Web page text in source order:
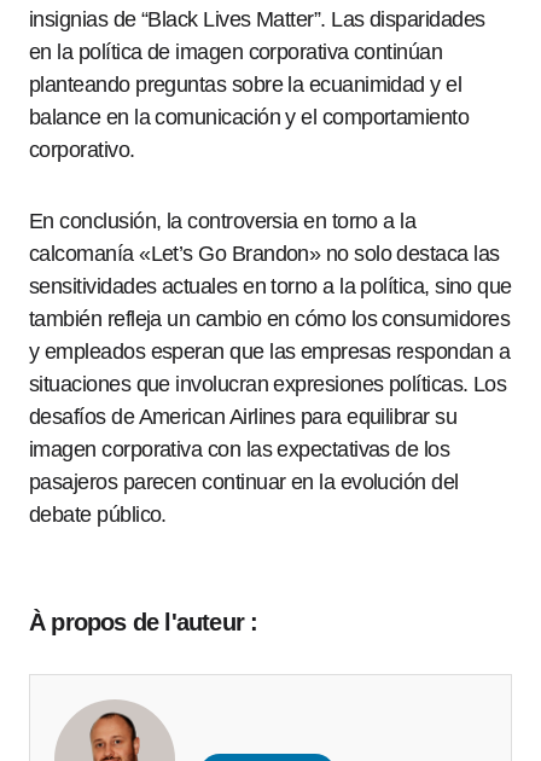
insignias de “Black Lives Matter”. Las disparidades
en la política de imagen corporativa continúan
planteando preguntas sobre la ecuanimidad y el
balance en la comunicación y el comportamiento
corporativo.
En conclusión, la controversia en torno a la
calcomanía «Let’s Go Brandon» no solo destaca las
sensitividades actuales en torno a la política, sino que
también refleja un cambio en cómo los consumidores
y empleados esperan que las empresas respondan a
situaciones que involucran expresiones políticas. Los
desafíos de American Airlines para equilibrar su
imagen corporativa con las expectativas de los
pasajeros parecen continuar en la evolución del
debate público.
À propos de l'auteur :